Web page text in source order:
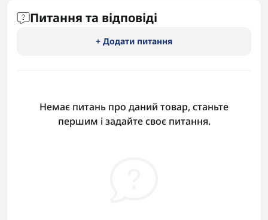
Питання та відповіді
+ Додати питання
Немає питань про даний товар, станьте
першим і задайте своє питання.